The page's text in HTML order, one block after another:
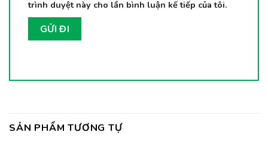
trình duyệt này cho lần bình luận kế tiếp của tôi.
SẢN PHẨM TƯƠNG TỰ